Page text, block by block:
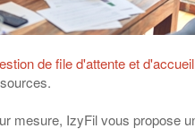
de file d'attente et d'accueil
mesure, IzyFil vous propose